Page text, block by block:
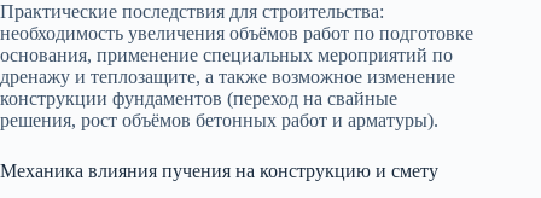
Практические последствия для строительства:
необходимость увеличения объёмов работ по подготовке
основания, применение специальных мероприятий по
дренажу и теплозащите, а также возможное изменение
конструкции фундаментов (переход на свайные
решения, рост объёмов бетонных работ и арматуры).
Механика влияния пучения на конструкцию и смету